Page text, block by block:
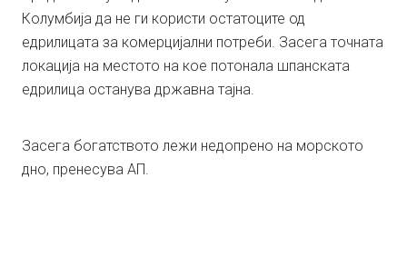
Колумбија да не ги користи остатоците од
едрилицата за комерцијални потреби. Засега точната
локација на местото на кое потонала шпанската
едрилица останува државна тајна.
Засега богатството лежи недопрено на морското
дно, пренесува АП.